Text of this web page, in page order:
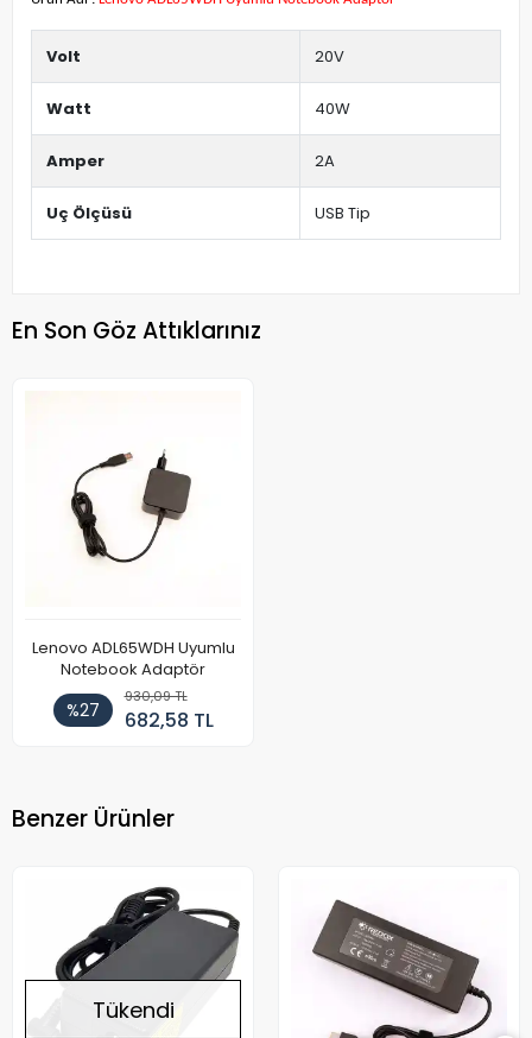
Volt 20V
Watt 40W
Amper 2A
Uç Ölçüsü USB Tip
En Son Göz Attıklarınız
Lenovo ADL65WDH Uyumlu
Notebook Adaptör
%27
930,09 TL
682,58 TL
Benzer Ürünler
Tükendi